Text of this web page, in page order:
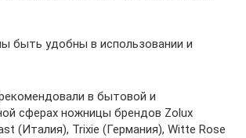
быть удобны в использовании и
в бытовой и
сферах ножницы брендов Zolux
(Италия), Trixie (Германия), Witte Rose